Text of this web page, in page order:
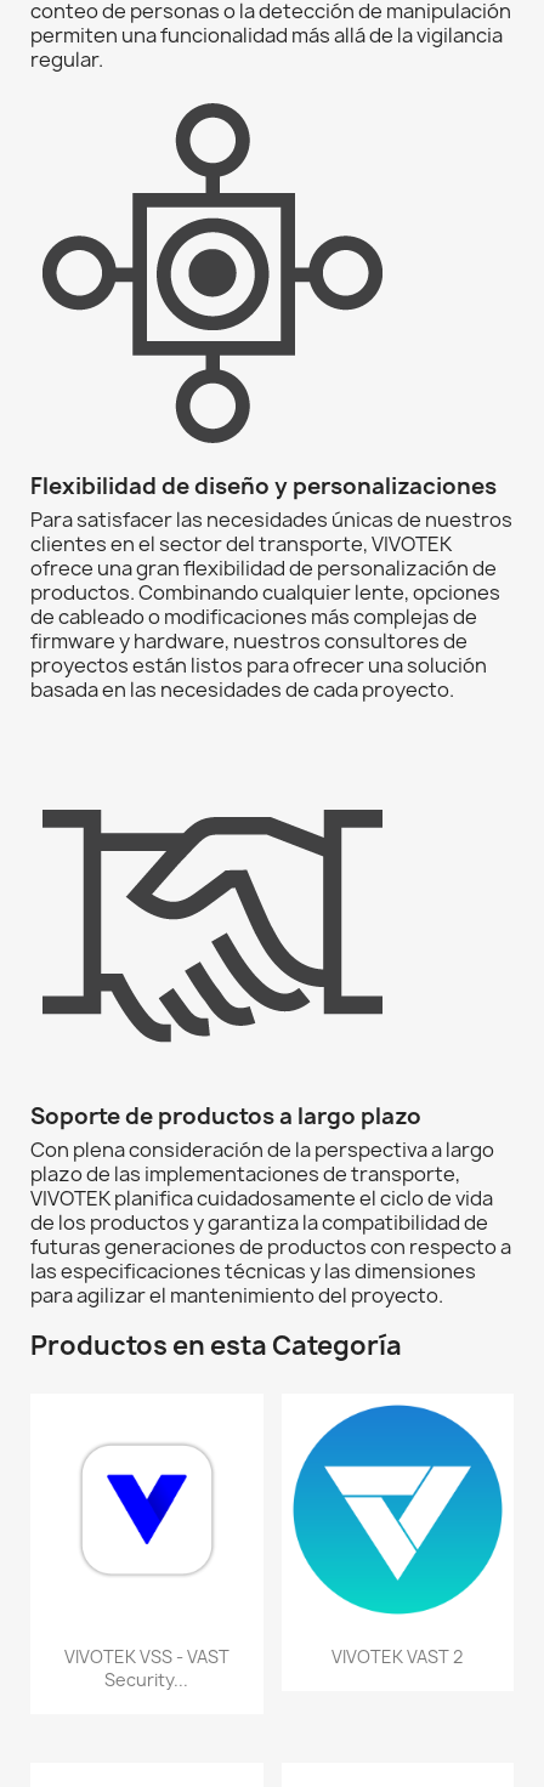
conteo de personas o la detección de manipulación
permiten una funcionalidad más allá de la vigilancia
regular.
Flexibilidad de diseño y personalizaciones
Para satisfacer las necesidades únicas de nuestros
clientes en el sector del transporte, VIVOTEK
ofrece una gran flexibilidad de personalización de
productos. Combinando cualquier lente, opciones
de cableado o modificaciones más complejas de
firmware y hardware, nuestros consultores de
proyectos están listos para ofrecer una solución
basada en las necesidades de cada proyecto.
Soporte de productos a largo plazo
Con plena consideración de la perspectiva a largo
plazo de las implementaciones de transporte,
VIVOTEK planifica cuidadosamente el ciclo de vida
de los productos y garantiza la compatibilidad de
futuras generaciones de productos con respecto a
las especificaciones técnicas y las dimensiones
para agilizar el mantenimiento del proyecto.
Productos en esta Categoría
VIVOTEK VSS - VAST
Security...
VIVOTEK VAST 2